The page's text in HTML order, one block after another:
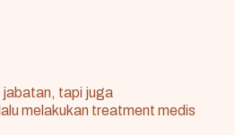
jabatan, tapi juga
melakukan treatment medis